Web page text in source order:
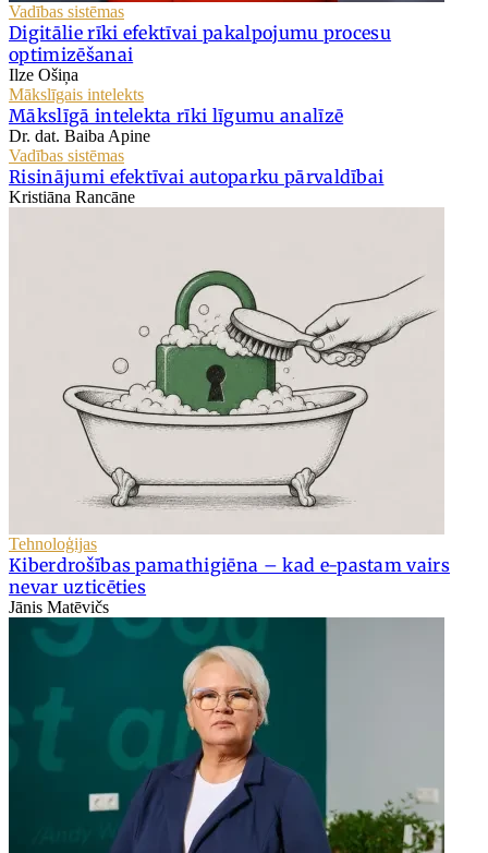
Vadības sistēmas
Digitālie rīki efektīvai pakalpojumu procesu
optimizēšanai
Ilze Ošiņa
Mākslīgais intelekts
Mākslīgā intelekta rīki līgumu analīzē
Dr. dat. Baiba Apine
Vadības sistēmas
Risinājumi efektīvai autoparku pārvaldībai
Kristiāna Rancāne
Tehnoloģijas
Kiberdrošības pamathigiēna – kad e-pastam vairs
nevar uzticēties
Jānis Matēvičs